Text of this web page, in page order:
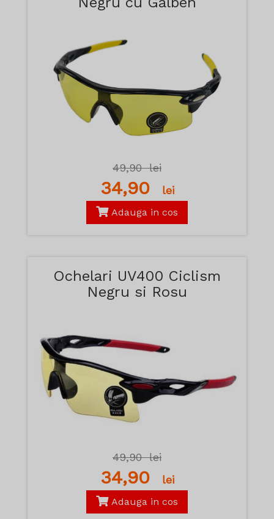
49,90lei
34,90 lei
Adauga in cos
Ochelari UV400 Ciclism
Negru si Rosu
49,90lei
34,90 lei
Adauga in cos